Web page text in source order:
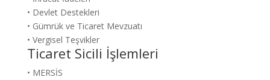
• Devlet Destekleri
• Gümrük ve Ticaret Mevzuatı
• Vergisel Teşvikler
Ticaret Sicili İşlemleri
• MERSİS